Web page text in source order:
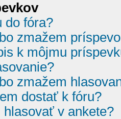
do fóra?
zmažem
k môjmu
zmažem
dostať k fóru?
hlasovať v ankete?